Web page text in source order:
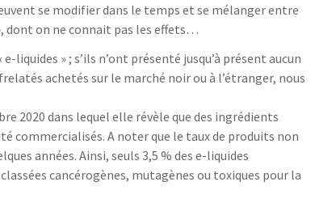
se modifier dans le temps et se mélanger entre
dont on ne connait pas les effets…
liquides » ; s’ils n’ont présenté jusqu’à présent aucun
achetés sur le marché noir ou à l’étranger, nous
2020 dans lequel elle révèle que des ingrédients
commercialisés. A noter que le taux de produits non
années. Ainsi, seuls 3,5 % des e-liquides
cancérogènes, mutagènes ou toxiques pour la